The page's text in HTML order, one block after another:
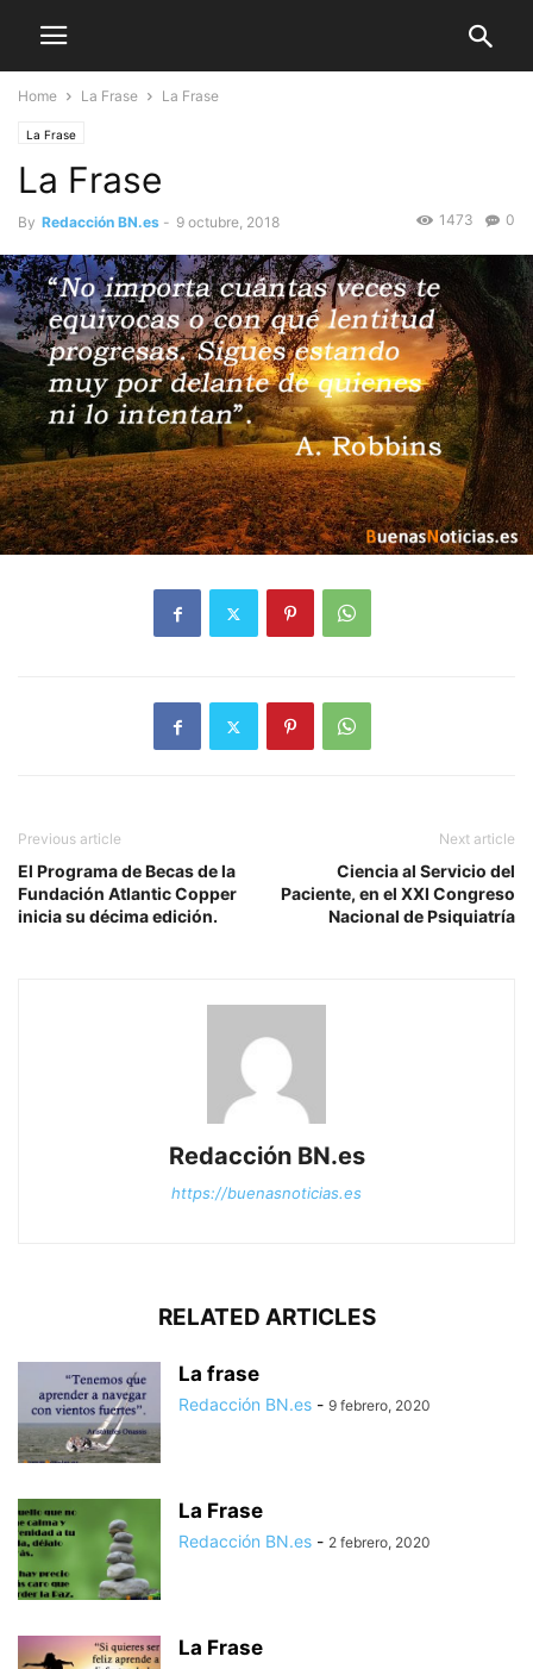
Home La Frase La Frase
La Frase
La Frase
By Redacción BN.es - 9 octubre, 2018 0
1473
Previous article
El Programa de Becas de la
Fundación Atlantic Copper
inicia su décima edición.
Next article
Ciencia al Servicio del
Paciente, en el XXI Congreso
Nacional de Psiquiatría
Redacción BN.es
https://buenasnoticias.es
RELATED ARTICLES
La frase
Redacción BN.es - 9 febrero, 2020
La Frase
Redacción BN.es - 2 febrero, 2020
La Frase